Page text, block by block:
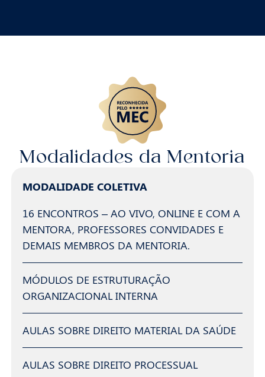
Modalidades da Mentoria
MODALIDADE COLETIVA
16 ENCONTROS – AO VIVO, ONLINE E COM A
MENTORA, PROFESSORES CONVIDADES E
DEMAIS MEMBROS DA MENTORIA.
MÓDULOS DE ESTRUTURAÇÃO
ORGANIZACIONAL INTERNA
AULAS SOBRE DIREITO MATERIAL DA SAÚDE
AULAS SOBRE DIREITO PROCESSUAL